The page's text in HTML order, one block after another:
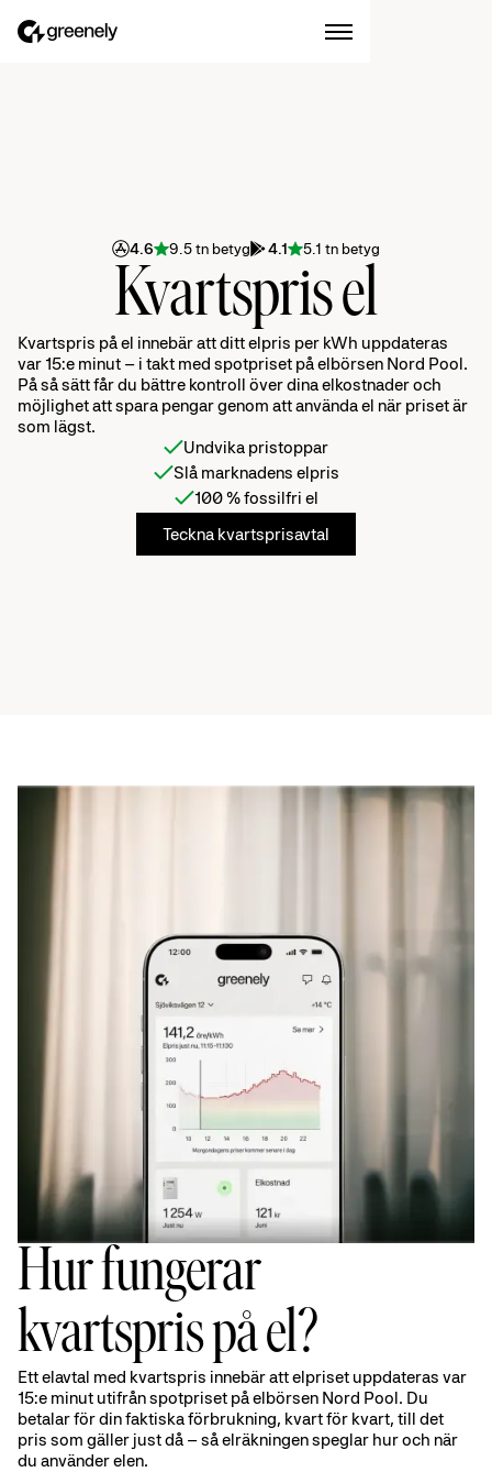
4.6 9.5 tn betyg 4.1 5.1 tn betyg
Kvartspris el
Kvartspris på el innebär att ditt elpris per kWh uppdateras
var 15:e minut – i takt med spotpriset på elbörsen Nord Pool.
På så sätt får du bättre kontroll över dina elkostnader och
möjlighet att spara pengar genom att använda el när priset är
som lägst.
Undvika pristoppar
Slå marknadens elpris
100 % fossilfri el
Teckna kvartsprisavtal
Hur fungerar
kvartspris på el?
Ett elavtal med kvartspris innebär att elpriset uppdateras var
15:e minut utifrån spotpriset på elbörsen Nord Pool. Du
betalar för din faktiska förbrukning, kvart för kvart, till det
pris som gäller just då – så elräkningen speglar hur och när
du använder elen.